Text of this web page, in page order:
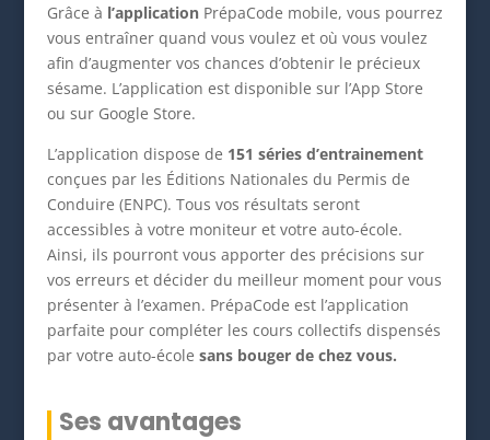
Grâce à l’applicationPrépaCode mobile, vous pourrez
vous entraîner quand vous voulez et où vous voulez
afin d’augmenter vos chances d’obtenir le précieux
sésame. L’application est disponible sur l’App Store
ou sur Google Store.
L’application dispose de 151 séries d’entrainement
conçues par les Éditions Nationales du Permis de
Conduire (ENPC). Tous vos résultats seront
accessibles à votre moniteur et votre auto-école.
Ainsi, ils pourront vous apporter des précisions sur
vos erreurs et décider du meilleur moment pour vous
présenter à l’examen. PrépaCode est l’application
parfaite pour compléter les cours collectifs dispensés
par votre auto-école sans bouger de chez vous.
Ses avantages